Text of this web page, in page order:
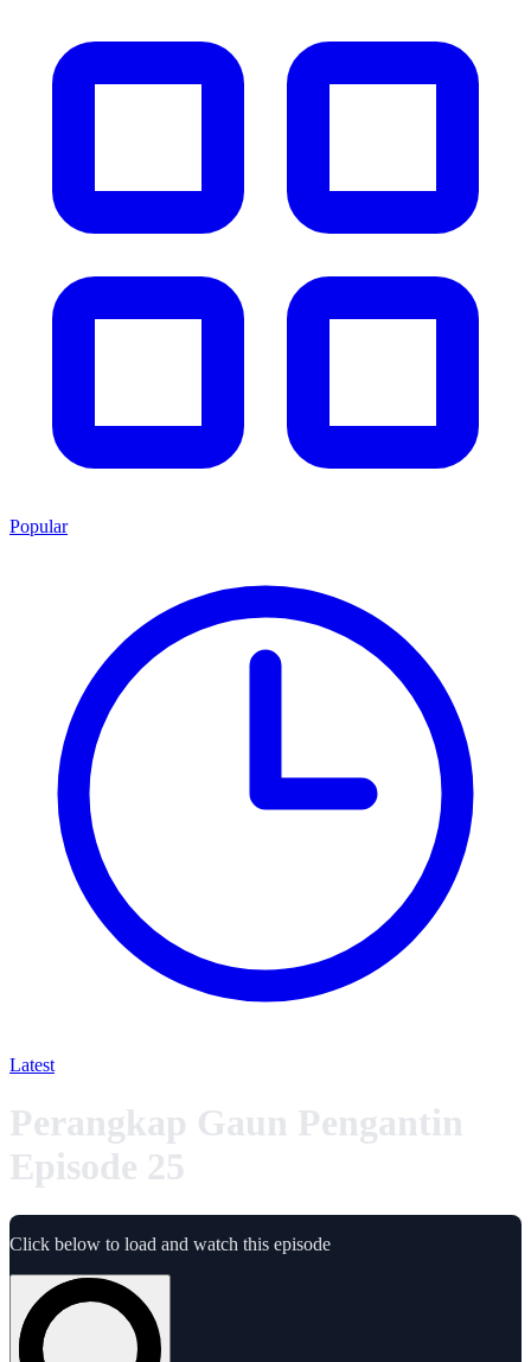
Popular
Latest
Perangkap Gaun Pengantin
Episode 25
Click below to load and watch this episode